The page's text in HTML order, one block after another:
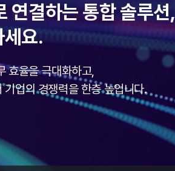
결하는 통합 솔루션,
요.
효율을 극대화하고,
업의 경쟁력을 한층 높입니다.